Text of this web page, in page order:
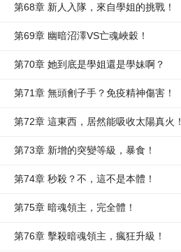
第68章 新人入隊，來自學姐的挑戰！
第69章 幽暗沼澤VS亡魂峽穀！
第70章 她到底是學姐還是學妹啊？
第71章 無頭劊子手？免疫精神傷害！
第72章 這東西，居然能吸收太陽真火！
第73章 新增的突變等級，暴食！
第74章 秒殺？不，這不是本體！
第75章 暗魂領主，完全體！
第76章 擊殺暗魂領主，瘋狂升級！